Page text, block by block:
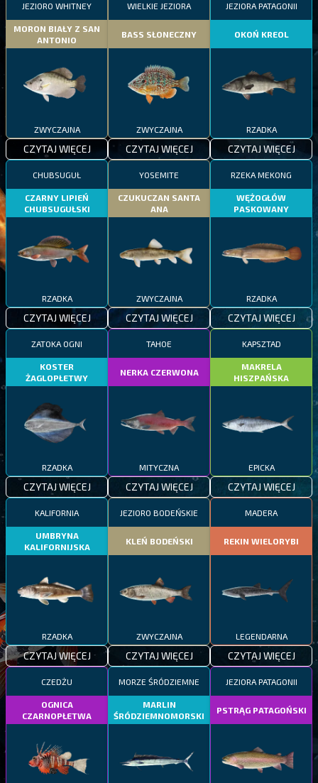
JEZIORO WHITNEY
MORON BIAŁY Z SAN
ANTONIO
ZWYCZAJNA
CZYTAJ WIĘCEJ
WIELKIE JEZIORA
BASS SŁONECZNY
ZWYCZAJNA
CZYTAJ WIĘCEJ
JEZIORA PATAGONII
OKOŃ KREOL
RZADKA
CZYTAJ WIĘCEJ
CHUBSUGUŁ
CZARNY LIPIEŃ
CHUBSUGUŁSKI
RZADKA
CZYTAJ WIĘCEJ
YOSEMITE
CZUKUCZAN SANTA
ANA
ZWYCZAJNA
CZYTAJ WIĘCEJ
RZEKA MEKONG
WĘŻOGŁÓW
PASKOWANY
RZADKA
CZYTAJ WIĘCEJ
ZATOKA OGNI
KOSTER
ŻAGLOPŁETWY
RZADKA
CZYTAJ WIĘCEJ
TAHOE
NERKA CZERWONA
MITYCZNA
CZYTAJ WIĘCEJ
KAPSZTAD
MAKRELA
HISZPAŃSKA
EPICKA
CZYTAJ WIĘCEJ
KALIFORNIA
UMBRYNA
KALIFORNIJSKA
RZADKA
CZYTAJ WIĘCEJ
JEZIORO BODEŃSKIE
KLEŃ BODEŃSKI
ZWYCZAJNA
CZYTAJ WIĘCEJ
MADERA
REKIN WIELORYBI
LEGENDARNA
CZYTAJ WIĘCEJ
CZEDŻU
OGNICA
CZARNOPŁETWA
MORZE ŚRÓDZIEMNE
MARLIN
ŚRÓDZIEMNOMORSKI
JEZIORA PATAGONII
PSTRĄG PATAGOŃSKI